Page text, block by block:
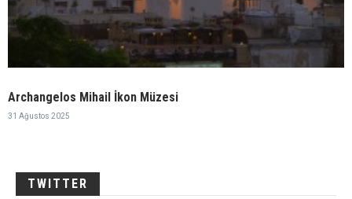
Archangelos Mihail İkon Müzesi
31 Ağustos 2025
TWITTER